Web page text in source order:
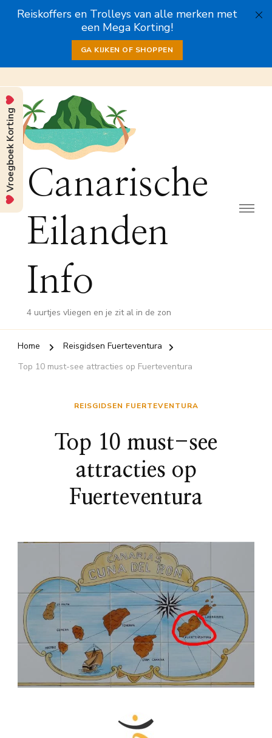
Reiskoffers en Trolleys van alle merken met
een Mega Korting!
GA KIJKEN OF SHOPPEN
Canarische
Eilanden
Info
4 uurtjes vliegen en je zit al in de zon
Home
Reisgidsen Fuerteventura
Top 10 must-see attracties op Fuerteventura
REISGIDSEN FUERTEVENTURA
Top 10 must-see
attracties op
Fuerteventura
Vroegboek Korting